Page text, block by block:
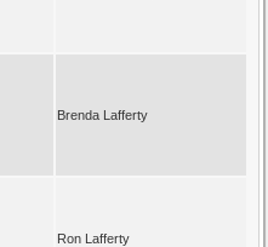
Brenda Lafferty
Ron Lafferty